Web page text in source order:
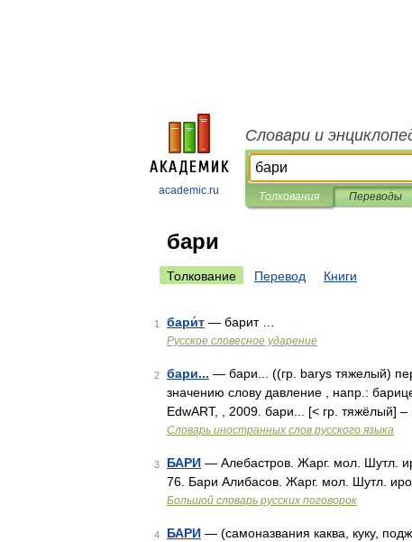
academic.ru
Словари и
Толкования Переводы
бари
Толкование Перевод Книги
1 бари́т — барит …
Русское словесное ударение
2 бари... — бари... ((гр. barys тяжелый)
значению слову давление , напр.:
EdwART, , 2009. бари... [< гр. тяжёлый]
Словарь иностранных слов русского языка
3 БАРИ — Алебастров. Жарг. мол. Шутл.
76. Бари Алибасов. Жарг. мол. Шутл.
Большой словарь русских поговорок
4 БАРИ — (самоназвания каква, куку,